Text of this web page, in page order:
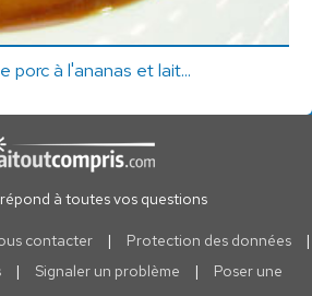
porc à l'ananas et lait...
à toutes vos questions
contacter | Protection des données
|
| Signaler un problème |
Poser une